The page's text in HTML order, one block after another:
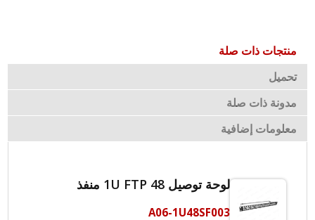
منتجات ذات صلة
تحميل
مدونة ذات صلة
معلومات إضافية
لوحة توصيل 1U FTP 48 منفذ
A06-1U48SF003